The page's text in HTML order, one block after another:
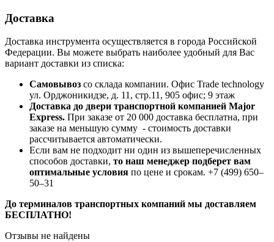
Доставка
Доставка инструмента осуществляется в города Российской
Федерации. Вы можете выбрать наиболее удобный для Вас
вариант доставки из списка:
Самовывоз со склада компании. Офис Trade technology
ул. Орджоникидзе, д. 11, стр.11, 905 офис; 9 этаж
Доставка до двери транспортной компанией Major
Express. При заказе от 20 000 доставка бесплатна, при
заказе на меньшую сумму - стоимость доставки
рассчитывается автоматически.
Если вам не подходит ни один из вышеперечисленных
способов доставки, то наш менеджер подберет вам
оптимальные условия по цене и срокам. +7 (499) 650‒
50‒31
До терминалов транспортных компаний мы доставляем
БЕСПЛАТНО!
Отзывы не найдены